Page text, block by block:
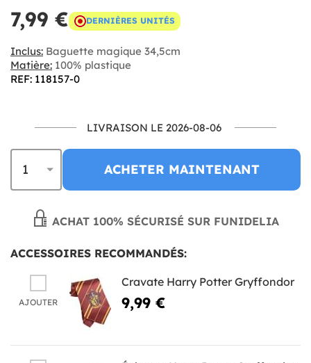
7,99 € DERNIÈRES UNITÉS
Inclus: Baguette magique 34,5cm
Matière: 100% plastique
REF: 118157-0
LIVRAISON LE 2026-08-06
ACHETER MAINTENANT
ACHAT 100% SÉCURISÉ SUR FUNIDELIA
ACCESSOIRES RECOMMANDÉS:
AJOUTER
Cravate Harry Potter Gryffondor
9,99 €